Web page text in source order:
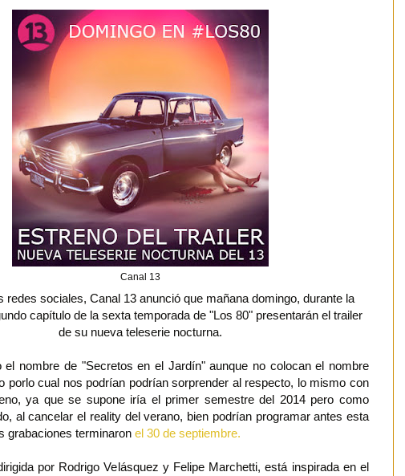
Canal 13
redes sociales, Canal 13 anunció que mañana domingo, durante la
capítulo de la sexta temporada de "Los 80" presentarán el trailer
de su nueva teleserie nocturna.
el nombre de "Secretos en el Jardín" aunque no colocan el nombre
porlo cual nos podrían podrían sorprender al respecto, lo mismo con
ya que se supone iría el primer semestre del 2014 pero como
al cancelar el reality del verano, bien podrían programar antes esta
grabaciones terminaron el 30 de septiembre.
por Rodrigo Velásquez y Felipe Marchetti, está inspirada en el